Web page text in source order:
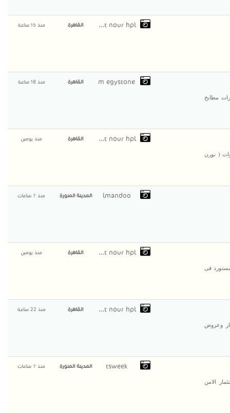
compact nour hpl القاهرة منذ 15 ساعة
مطابخ
m egystone القاهرة منذ 18 ساعة
فى تركيب الكومباكت منذ اكثر من 10 سنوات ( نورن
compact nour hpl القاهرة منذ يومين
lmandoo المدينة المنورة منذ 7 ساعات
فى
compact nour hpl القاهرة منذ يومين
وعروض
compact nour hpl القاهرة منذ 22 ساعة
الامن
tsweek المدينة المنورة منذ 7 ساعات